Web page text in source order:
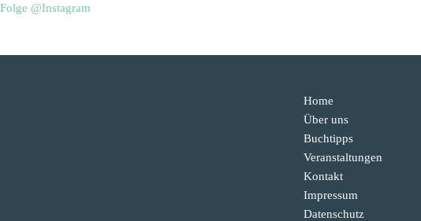
Folge @Instagram
Home
Über uns
Buchtipps
Veranstaltungen
Kontakt
Impressum
Datenschutz